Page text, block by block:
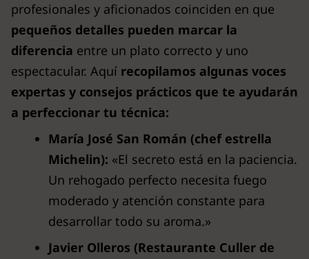
profesionales y aficionados coinciden en que
pequeños detalles pueden marcar la
diferencia entre un plato correcto y uno
espectacular. Aquí recopilamos algunas voces
expertas y consejos prácticos que te ayudarán
a perfeccionar tu técnica:
María José San Román (chef estrella
Michelin): «El secreto está en la paciencia.
Un rehogado perfecto necesita fuego
moderado y atención constante para
desarrollar todo su aroma.»
Javier Olleros (Restaurante Culler de